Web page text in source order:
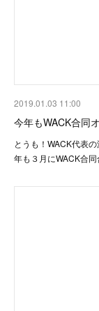
2019.01.03 11:00
今年もWACK合同
とうも！WACK代表
年も３月にWACK合